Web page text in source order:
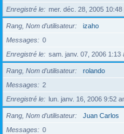
Enregistré le
mer. déc. 28, 2005 10:48
Rang, Nom d’utilisateur
izaho
Messages
0
Enregistré le
sam. janv. 07, 2006 1:13
Rang, Nom d’utilisateur
rolando
Messages
2
Enregistré le
lun. janv. 16, 2006 9:52
Rang, Nom d’utilisateur
Juan Carlos
Messages
0